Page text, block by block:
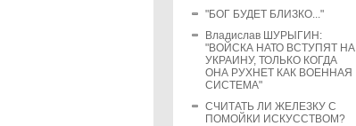
"БОГ БУДЕТ БЛИЗКО..."
Владислав ШУРЫГИН:
"ВОЙСКА НАТО ВСТУПЯТ НА
УКРАИНУ, ТОЛЬКО КОГДА
ОНА РУХНЕТ КАК ВОЕННАЯ
СИСТЕМА"
СЧИТАТЬ ЛИ ЖЕЛЕЗКУ С
ПОМОЙКИ ИСКУССТВОМ?